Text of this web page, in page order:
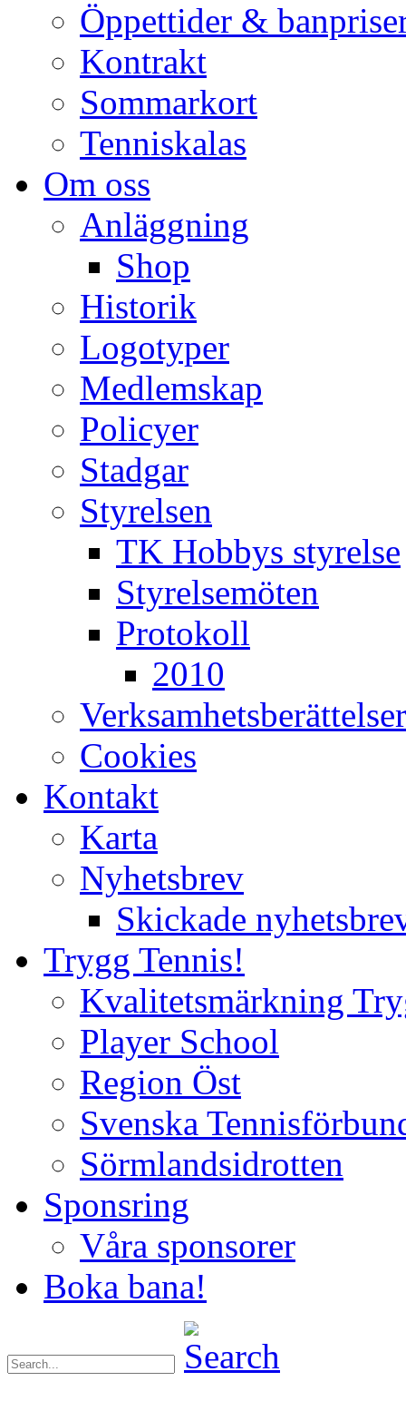
Öppettider &
Kontrakt
Sommarkort
Tenniskalas
Om oss
Anläggning
Shop
Historik
Logotyper
Medlemskap
Policyer
Stadgar
Styrelsen
TK Hobbys styrelse
Styrelsemöten
Protokoll
2010
Verksamhetsberättelser
Cookies
Kontakt
Karta
Nyhetsbrev
Skickade
Trygg Tennis!
Kvalitetsmärkning
Player School
Region Öst
Svenska
Sörmlandsidrotten
Sponsring
Våra sponsorer
Boka bana!